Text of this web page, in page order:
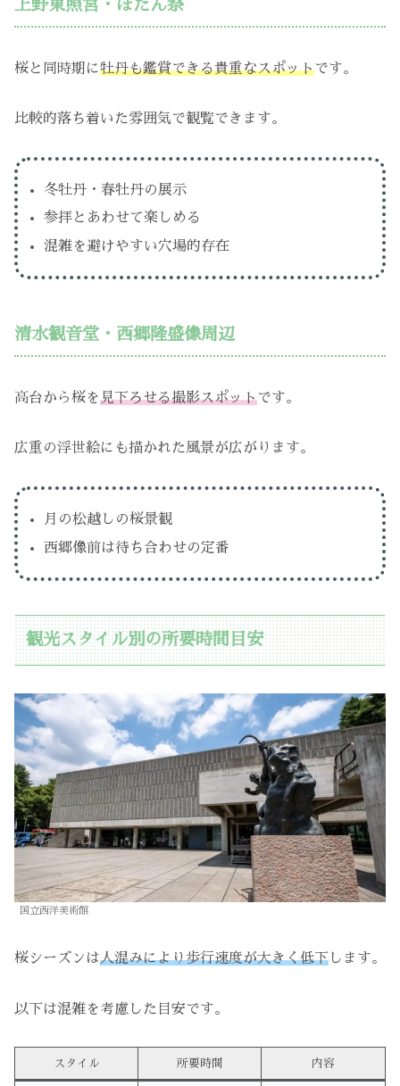
上野東照宮・ぼたん祭
桜と同時期に牡丹も鑑賞できる貴重なスポットです。
比較的落ち着いた雰囲気で観覧できます。
冬牡丹・春牡丹の展示
参拝とあわせて楽しめる
混雑を避けやすい穴場的存在
清水観音堂・西郷隆盛像周辺
高台から桜を見下ろせる撮影スポットです。
広重の浮世絵にも描かれた風景が広がります。
月の松越しの桜景観
西郷像前は待ち合わせの定番
観光スタイル別の所要時間目安
国立西洋美術館
桜シーズンは人混みにより歩行速度が大きく低下 します。
以下は混雑を考慮した目安です。
スタイル 所要時間 内容